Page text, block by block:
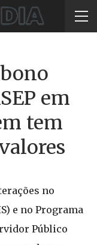
em
tem
no
e no Programa
Público